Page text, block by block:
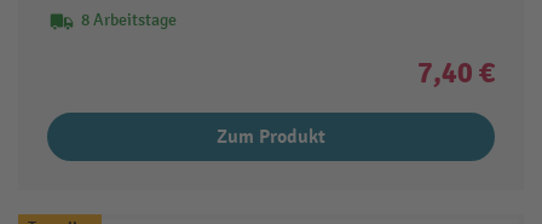
8 Arbeitstage
7,40 €
Zum Produkt